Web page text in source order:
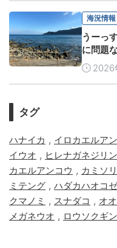
海況情報
うーっ
に問題
2026
タグ
ハナイカ , イロカエルア
イウオ , ヒレナガネジリ
カエルアンコウ , カミソ
ミテング , ハダカハオコゼ
クマノミ , スナダコ , オ
メガネウオ , ロウソクギ